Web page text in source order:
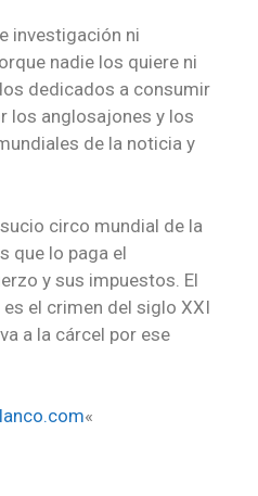
investigación ni
nadie los quiere ni
dedicados a consumir
los anglosajones y los
de la noticia y
circo mundial de la
que lo paga el
y sus impuestos. El
el crimen del siglo XXI
a la cárcel por ese
«